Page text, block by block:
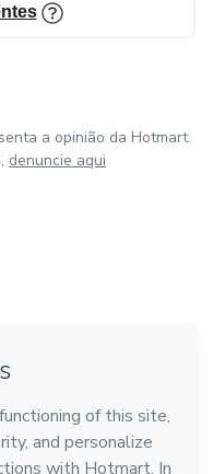
a opinião da Hotmart.
denuncie aqui